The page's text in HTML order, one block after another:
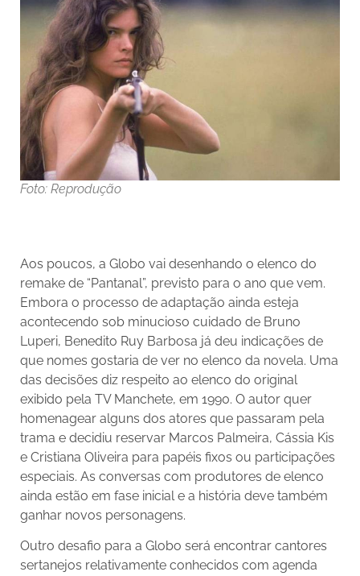
Foto: Reprodução
Aos poucos, a Globo vai desenhando o elenco do
remake de “Pantanal”, previsto para o ano que vem.
Embora o processo de adaptação ainda esteja
acontecendo sob minucioso cuidado de Bruno
Luperi, Benedito Ruy Barbosa já deu indicações de
que nomes gostaria de ver no elenco da novela. Uma
das decisões diz respeito ao elenco do original
exibido pela TV Manchete, em 1990. O autor quer
homenagear alguns dos atores que passaram pela
trama e decidiu reservar Marcos Palmeira, Cássia Kis
e Cristiana Oliveira para papéis fixos ou participações
especiais. As conversas com produtores de elenco
ainda estão em fase inicial e a história deve também
ganhar novos personagens.
Outro desafio para a Globo será encontrar cantores
sertanejos relativamente conhecidos com agenda